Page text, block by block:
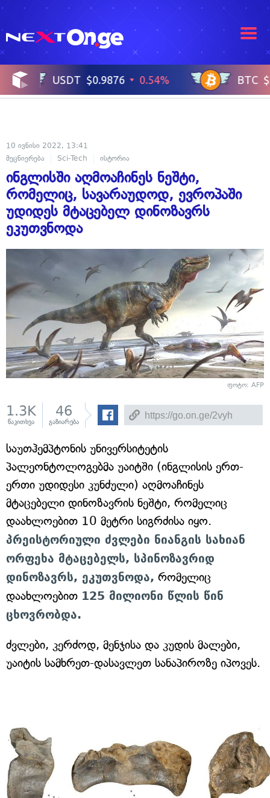
10 ივნისი 2022, 13:41
მეცნიერება
Sci-Tech ისტორია
ინგლისში აღმოაჩინეს ნეშტი,
რომელიც, სავარაუდოდ, ევროპაში
უდიდეს მტაცებელ დინოზავრს
ეკუთვნოდა
ფოტო: AFP
1.3K
წაკითხვა
46
გაზიარება
საუთჰემპტონის უნივერსიტეტის
პალეონტოლოგებმა უაიტში (ინგლისის ერთ-
ერთი უდიდესი კუნძული) აღმოაჩინეს
მტაცებელი დინოზავრის ნეშტი, რომელიც
დაახლოებით 10 მეტრი სიგრძისა იყო.
პრეისტორიული ძვლები ნიანგის სახიან
ორფეხა მტაცებელს, სპინოზავრიდ
დინოზავრს, ეკუთვნოდა, რომელიც
დაახლოებით 125 მილიონი წლის წინ
ცხოვრობდა.
ძვლები, კერძოდ, მენჯისა და კუდის მალები,
უაიტის სამხრეთ-დასავლეთ სანაპიროზე იპოვეს.